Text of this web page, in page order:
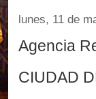
lunes, 11 de
Agencia
CIUDAD